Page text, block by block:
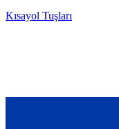
Kısayol Tuşları